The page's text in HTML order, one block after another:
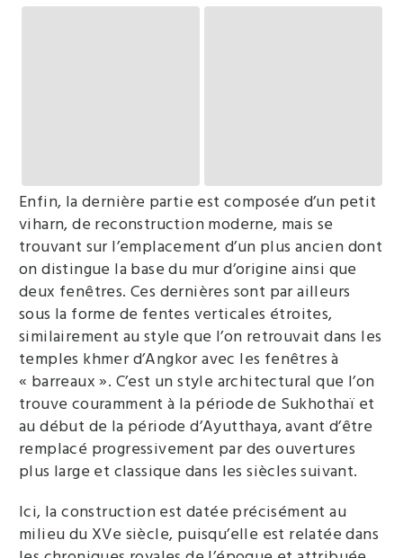
Enfin, la dernière partie est composée d’un petit
viharn, de reconstruction moderne, mais se
trouvant sur l’emplacement d’un plus ancien dont
on distingue la base du mur d’origine ainsi que
deux fenêtres. Ces dernières sont par ailleurs
sous la forme de fentes verticales étroites,
similairement au style que l’on retrouvait dans les
temples khmer d’Angkor avec les fenêtres à
« barreaux ». C’est un style architectural que l’on
trouve couramment à la période de Sukhothaï et
au début de la période d’Ayutthaya, avant d’être
remplacé progressivement par des ouvertures
plus large et classique dans les siècles suivant.
Ici, la construction est datée précisément au
milieu du XVe siècle, puisqu’elle est relatée dans